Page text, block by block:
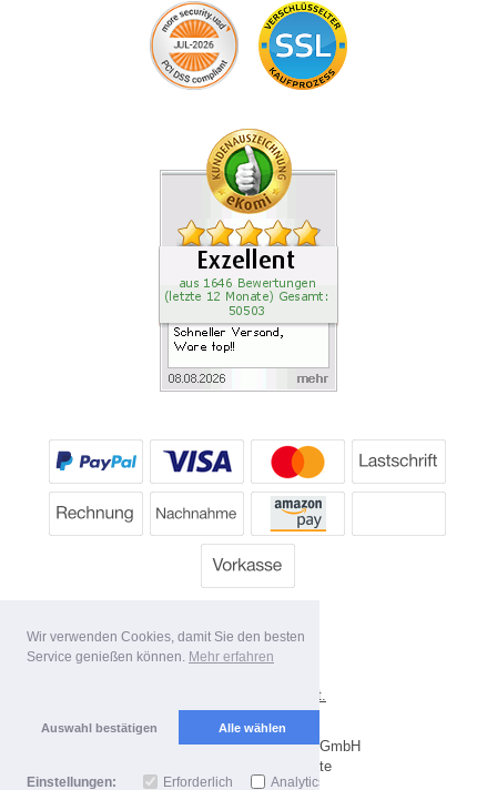
Wir verwenden Cookies, damit Sie den besten
Service genießen können. Mehr erfahren
Auswahl bestätigen Alle wählen
Einstellungen: Erforderlich Analytics
Alle Preise inkl. MwSt.
Lieferbedingungen
Copyright 2026 by Dartpoint GmbH
Mobile Shop by Shopgate